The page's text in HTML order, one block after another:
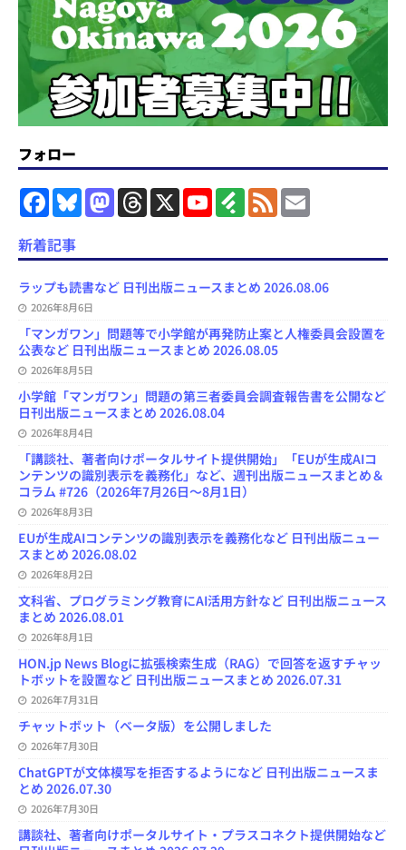
フォロー
F
a
e
b
o
k
B
s
y
M
a
o
o
n
T
h
a
s
X
Y
o
u
e
C
a
n
n
F
e
l
F
e
l
新着記事
ラップも読書など 日刊出版ニュースまとめ 2026.08.06
2026年8月6日
「マンガワン」問題等で小学館が再発防止案と人権委員会設置を
公表など 日刊出版ニュースまとめ 2026.08.05
2026年8月5日
小学館「マンガワン」問題の第三者委員会調査報告書を公開など
日刊出版ニュースまとめ 2026.08.04
2026年8月4日
「講談社、著者向けポータルサイト提供開始」「EUが生成AIコ
ンテンツの識別表示を義務化」など、週刊出版ニュースまとめ＆
コラム #726（2026年7月26日～8月1日）
2026年8月3日
EUが生成AIコンテンツの識別表示を義務化など 日刊出版ニュー
スまとめ 2026.08.02
2026年8月2日
文科省、プログラミング教育にAI活用方針など 日刊出版ニュース
まとめ 2026.08.01
2026年8月1日
HON.jp News Blogに拡張検索生成（RAG）で回答を返すチャッ
トボットを設置など 日刊出版ニュースまとめ 2026.07.31
2026年7月31日
チャットボット（ベータ版）を公開しました
2026年7月30日
ChatGPTが文体模写を拒否するようになど 日刊出版ニュースま
とめ 2026.07.30
2026年7月30日
講談社、著者向けポータルサイト・プラスコネクト提供開始など